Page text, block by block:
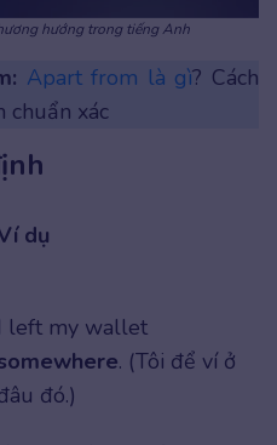
hướng trong tiếng Anh
Apart from là gì? Cách
xác
dụ
I left my wallet
. (Tôi để ví ở
đó.)